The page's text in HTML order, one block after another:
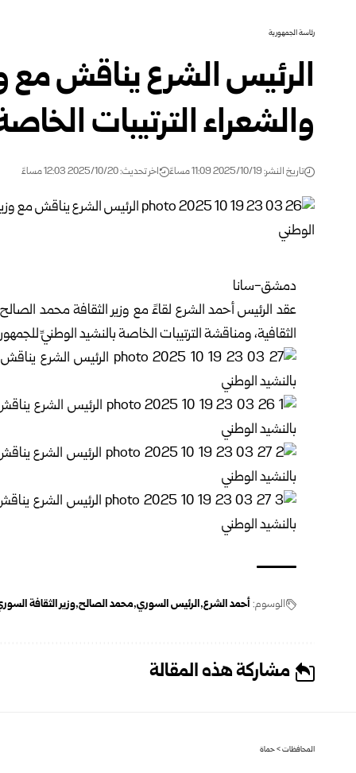
رئاسة الجمهورية
الرئيس الشرع يناقش مع
والشعراء الترتيبات
تاريخ النشر: 2025/10/19 11:09 مساءً اخر تحديث: 2025/10/20 12:03 مساءً
دمشق-سانا
عقد الرئيس أحمد الشرع لقاءً مع وزير الثقافة محمد
الثقافية، ومناقشة الترتيبات الخاصة بالنشيد الوطنيِّ
الوسوم: أحمد الشرع الرئيس السوري محمد الصالح وزير الثقافة
مشاركة هذه المقالة
المحافظات>حماة